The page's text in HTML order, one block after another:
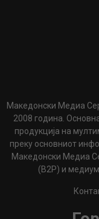
Македонски Медиа
2008 година.
продукција на
преку основниот
Македонски Медиа
(B2P) и